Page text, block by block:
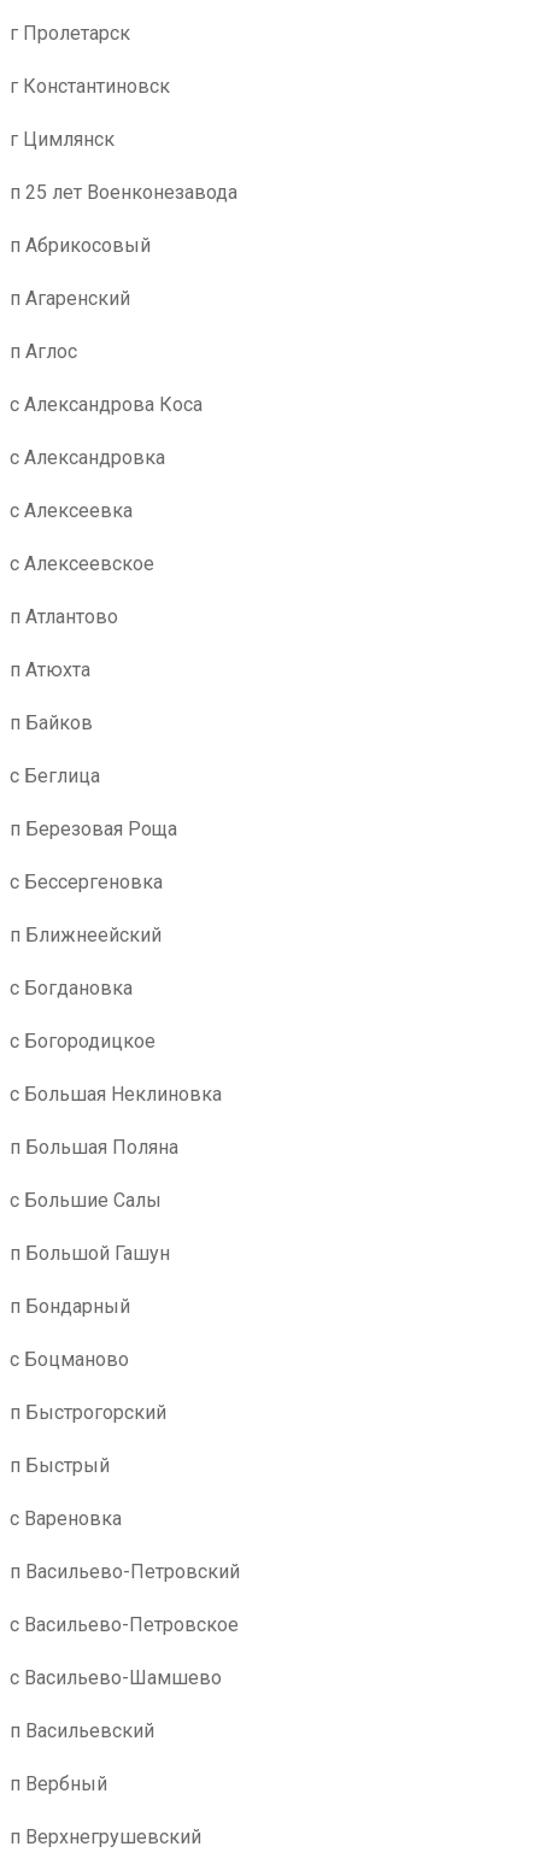
г Пролетарск
г Константиновск
г Цимлянск
п 25 лет Военконезавода
п Абрикосовый
п Агаренский
п Аглос
с Александрова Коса
с Александровка
с Алексеевка
с Алексеевское
п Атлантово
п Атюхта
п Байков
с Беглица
п Березовая Роща
с Бессергеновка
п Ближнеейский
с Богдановка
с Богородицкое
с Большая Неклиновка
п Большая Поляна
с Большие Салы
п Большой Гашун
п Бондарный
с Боцманово
п Быстрогорский
п Быстрый
с Вареновка
п Васильево-Петровский
с Васильево-Петровское
с Васильево-Шамшево
п Васильевский
п Вербный
п Верхнегрушевский